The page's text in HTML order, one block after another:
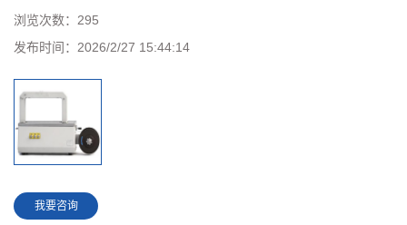
浏览次数： 295
发布时间： 2026/2/27 15:44:14
我要咨询